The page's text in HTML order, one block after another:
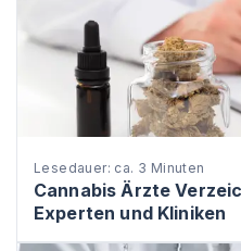
Lesedauer: ca. 3 Minuten
Cannabis Ärzte
Experten und Kliniken